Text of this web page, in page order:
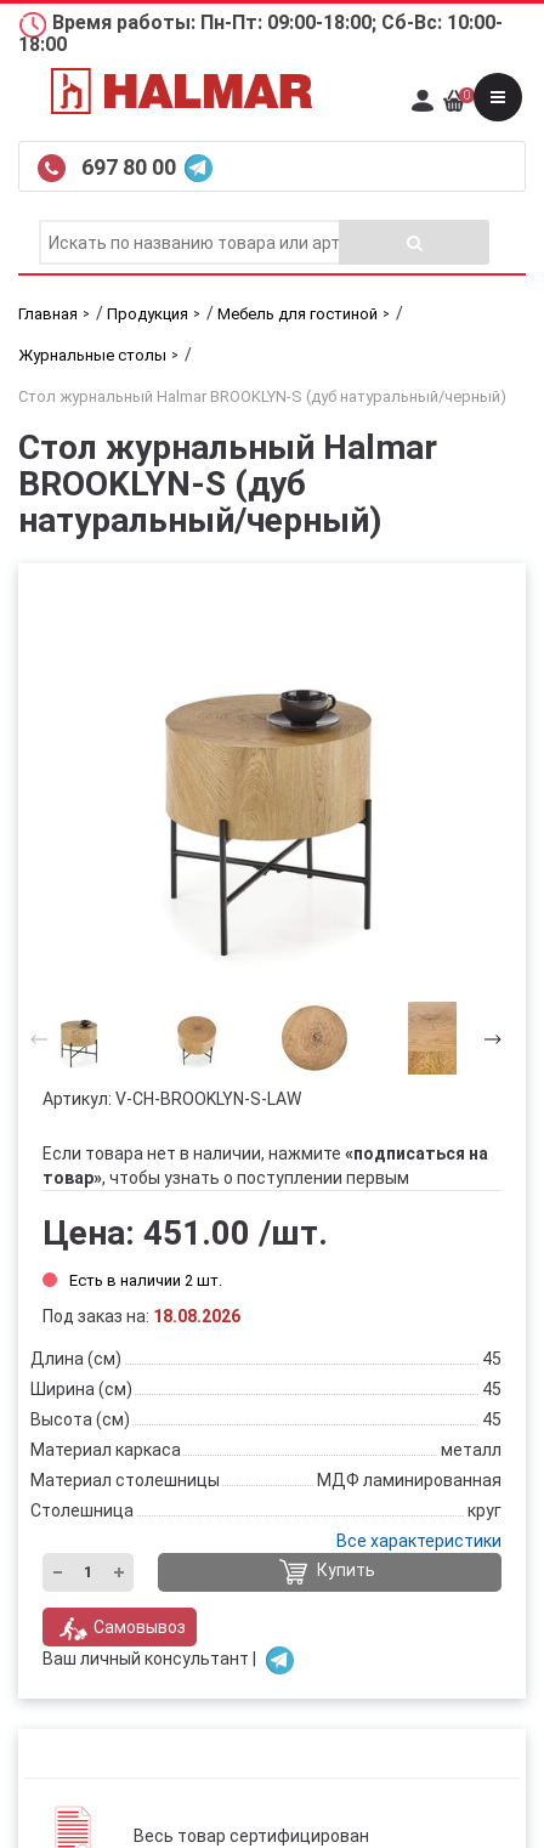
Время работы: Пн-Пт: 09:00-18:00; Сб-Вс: 10:00-
18:00
697 80 00
0
Главная / Продукция / Мебель для гостиной /
Журнальные столы /
Стол журнальный Halmar BROOKLYN-S (дуб натуральный/черный)
Стол журнальный Halmar
BROOKLYN-S (дуб
натуральный/черный)
Артикул: V-CH-BROOKLYN-S-LAW
Если товара нет в наличии, нажмите «подписаться на
товар», чтобы узнать о поступлении первым
Цена: 451.00 /шт.
Есть в наличии 2 шт.
Под заказ на: 18.08.2026
Длина (см)
45
Ширина (см)
45
Высота (см)
45
Материал каркаса
металл
Материал столешницы
МДФ ламинированная
Столешница
круг
Все характеристики
Купить
Самовывоз
Ваш личный консультант |
Весь товар сертифицирован